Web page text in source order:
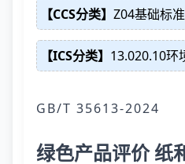
【CCS分类】 Z04基础标
【ICS分类】 13.020.10环
GB/T 35613-2024
绿色产品评价 纸